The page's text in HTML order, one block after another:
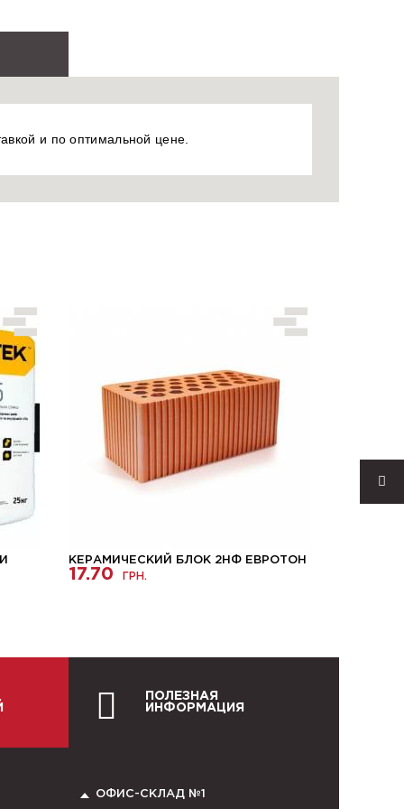
и по оптимальной цене.
КЕРАМИЧЕСКИЙ БЛОК 2НФ ЕВРОТОН
17.70 ГРН.
ПОЛЕЗНАЯ
ИНФОРМАЦИЯ
ОФИС-СКЛАД №1